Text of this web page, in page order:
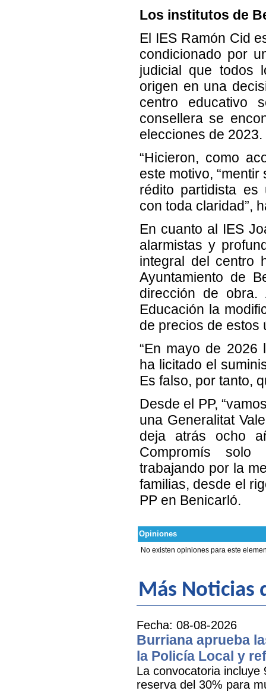
Los institutos de
El IES Ramón Cid
condicionado por
judicial que todos
origen en una
centro educativo
consellera se
elecciones de 2023.
“Hicieron, como
este motivo,
rédito partidista es
con toda claridad”,
En cuanto al IES
alarmistas y
integral del centro
Ayuntamiento de
dirección de
Educación la
de precios de estos
“En mayo de 2026
ha licitado el
Es falso, por tanto,
Desde el PP,
una Generalitat
deja atrás ocho
Compromís solo
trabajando por la
familias, desde el
PP en Benicarló.
Opiniones
No existen opiniones para este
Más Noticias
Fecha: 08-08-2026
Burriana aprueba
la Policía Local y
La convocatoria
reserva del 30% para